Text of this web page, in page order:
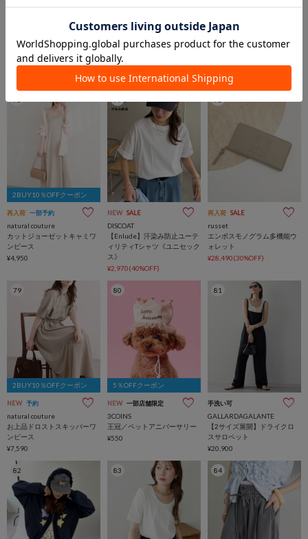
RIVE DROITE
【接触冷感・UVカット】
2WAYリブタンクワンピース
【全骨格細見え/高身長サイズ
あり】
¥14,850
GALLARDAGALANTE
【6/28(日)新色予約開始】
【セットアップ対応】夏に最
オーバー
¥14,850(10%OFF)
2BUY10％OFFクーポン
再入荷 一部予約
natural couture
カットジョーゼットキャミワ
ンピース
¥4,950
NEW SALE
DISCOAT
【Enlude】汗染み防止ユーテ
ィリティTシャツ《ユニセック
ス》
¥2,970(40%OFF)
再入荷 SALE
russet
エンボスモノグラム多機能ウ
ォレット
¥28,490(30%OFF)
79
2BUY10％OFFクーポン
NEW 予約
natural couture
お上品ドロストスキッパーワ
ンピース
¥7,590
80
5％OFFクーポン
NEW 一部店舗限定
3COINS
王冠／ペットアニバーサリー
¥550
81
手洗い可
GALLARDAGALANTE
【2サイズ展開】ドライクロ
スサロペット
¥20,900
82 83 84